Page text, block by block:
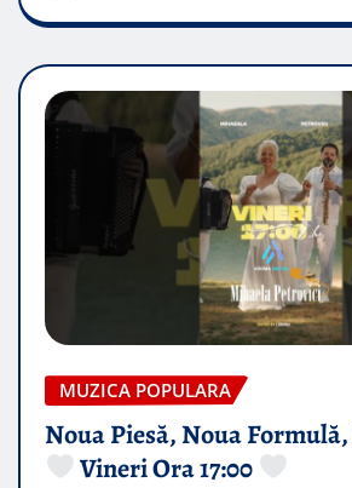
MUZICA POPULARA
Noua Piesă, Noua
Vineri Ora 17:00